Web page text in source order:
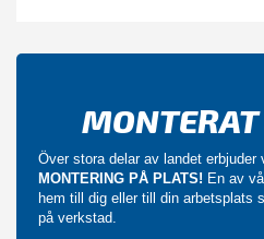
Över stora delar av landet erbjuder
MONTERING PÅ PLATS! En av
hem till dig eller till din arbetsplats
på verkstad.